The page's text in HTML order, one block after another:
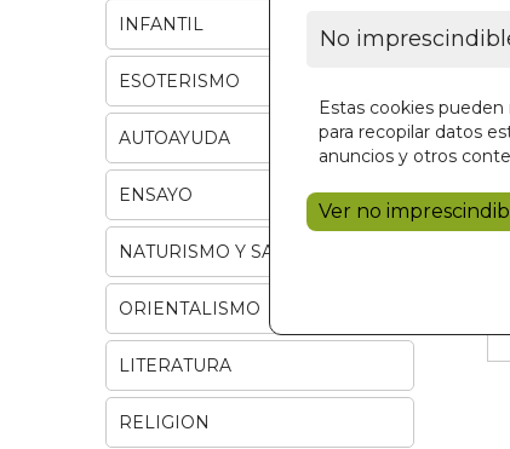
No
Estas cookies
para recopilar datos
anuncios y otros
Ver no
INFANTIL
ESOTERISMO
AUTOAYUDA
ENSAYO
NATURISMO Y SALUD
ORIENTALISMO
LITERATURA
RELIGION